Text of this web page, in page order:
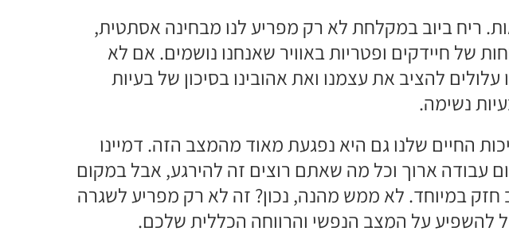
ריח ביוב במקלחת לא רק מפריע לנו מבחינה אסתטית,
של חיידקים ופטריות באוויר שאנחנו נושמים. אם לא
להציב את עצמנו ואת אהובינו בסיכון של בעיות
נשימה.
החיים שלנו גם היא נפגעת מאוד מהמצב הזה. דמיינו
עבודה ארוך וכל מה שאתם רוצים זה להירגע, אבל במקום
חזק במיוחד. לא ממש מהנה, נכון? זה לא רק מפריע לשגרה
להשפיע על המצב הנפשי והרווחה הכללית שלכם.